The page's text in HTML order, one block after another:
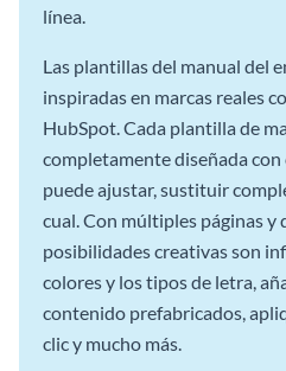
línea.
Las plantillas del manual del
inspiradas en marcas reales
HubSpot. Cada plantilla de
completamente diseñada
puede ajustar, sustituir
cual. Con múltiples páginas y
posibilidades creativas son
colores y los tipos de letra,
contenido prefabricados,
clic y mucho más.